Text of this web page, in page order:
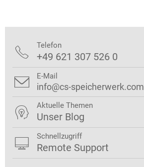
 Telefon
+49 621 307 526 0
 E-Mail
info@cs-speicherwerk.com
 Aktuelle Themen
Unser Blog
 Schnellzugriff
Remote Support